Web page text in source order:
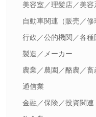
美容室／理髪店／美容
自動車関連（販売／修
行政／公的機関／各種
製造／メーカー
農業／農園／酪農／畜
通信業
金融／保険／投資関連